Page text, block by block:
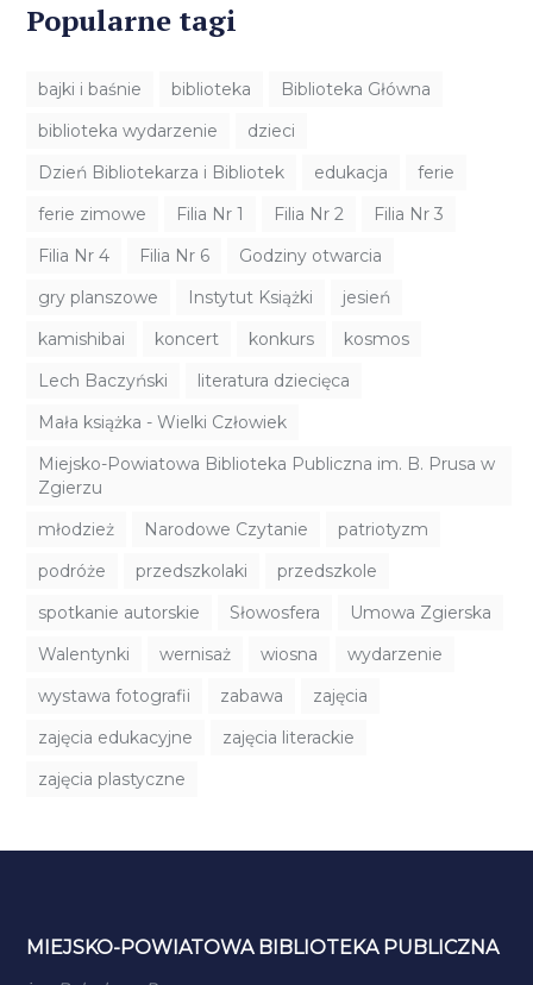
Popularne tagi
bajki i baśnie biblioteka
Biblioteka Główna
biblioteka wydarzenie
dzieci
Dzień Bibliotekarza i Bibliotek
edukacja
ferie
ferie zimowe
Filia Nr 1 Filia Nr 2
Filia Nr 3
Filia Nr 4
Filia Nr 6
Godziny otwarcia
gry planszowe
Instytut Książki
jesień
kamishibai
koncert konkurs
kosmos
Lech Baczyński
literatura dziecięca
Mała książka - Wielki Człowiek
Miejsko-Powiatowa Biblioteka Publiczna im. B. Prusa w
Zgierzu
młodzież
Narodowe Czytanie
patriotyzm
podróże
przedszkolaki
przedszkole
spotkanie autorskie
Słowosfera
Umowa Zgierska
Walentynki
wernisaż wiosna
wydarzenie
wystawa fotografii
zabawa
zajęcia
zajęcia edukacyjne
zajęcia literackie
zajęcia plastyczne
MIEJSKO-POWIATOWA BIBLIOTEKA PUBLICZNA